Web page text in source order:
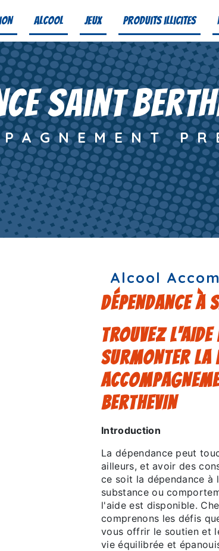
Alcool Jeux Produits illicites
Saint
Alcool
DÉPENDANCE À
TROUVEZ
SURMONTER LA
BERTHEVIN
Introduction
La dépendance peut
ailleurs, et avoir des
ce soit la dépendance à
substance ou
l'aide est disponible.
comprenons les défis
vous offrir le soutien et
vie équilibrée et